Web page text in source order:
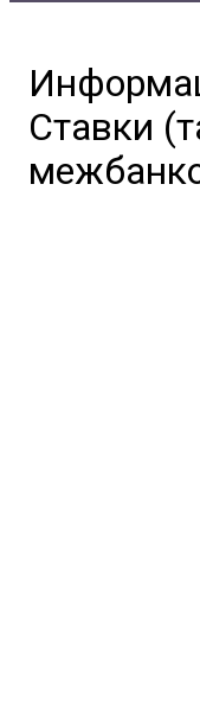
Контакты
Документы
Физическим
Маркетплейс
Партнерам
Полезная
Ставки